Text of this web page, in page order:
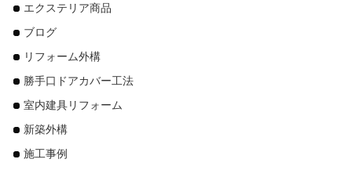
エクステリア商品
ブログ
リフォーム外構
勝手口ドアカバー工法
室内建具リフォーム
新築外構
施工事例